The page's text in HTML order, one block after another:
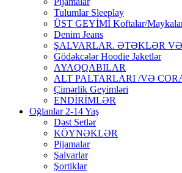
Tulumlar Sleeplay
ÜST GEYİMİ Koftalar/
Denim Jeans
ŞALVARLAR. ƏTƏKLƏR VƏ
Gödəkcələr Hoodie Jaketlər
AYAQQABILAR
ALT PALTARLARI /VƏ
Çimərlik Geyimləri
ENDİRİMLƏR
Oğlanlar 2-14 Yaş
Dəst Setlər
KÖYNƏKLƏR
Pijamalar
Şalvarlar
Şortiklar